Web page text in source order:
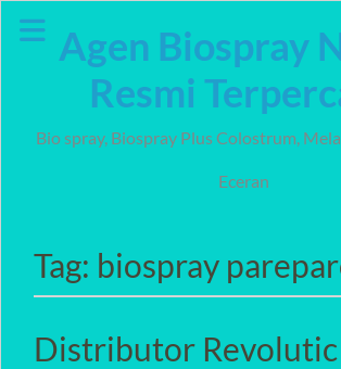
Agen Biospray
Resmi
Bio spray, Biospray Plus Colostrum,
Eceran
Tag: biospray
Distributor Revolutic